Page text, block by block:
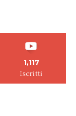
1,117
Iscritti